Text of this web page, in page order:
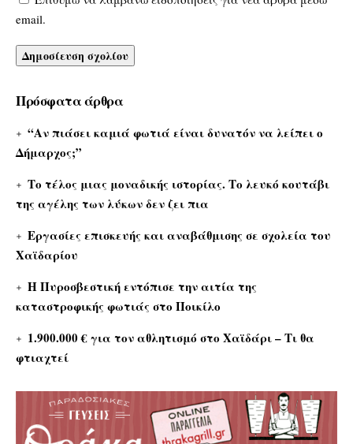
email.
Πρόσφατα άρθρα
“Αν πιάσει καμιά φωτιά είναι δυνατόν να λείπει ο
Δήμαρχος;”
Το τέλος μιας μοναδικής ιστορίας. Το λευκό κουτάβι
της αγέλης των λύκων δεν ζει πια
Εργασίες επισκευής και αναβάθμισης σε σχολεία του
Χαϊδαρίου
Η Πυροσβεστική εντόπισε την αιτία της
καταστροφικής φωτιάς στο Ποικίλο
1.900.000 € για τον αθλητισμό στο Χαϊδάρι – Τι θα
φτιαχτεί